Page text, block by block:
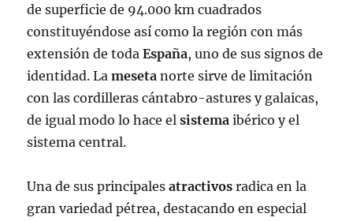
de superficie de 94.000 km cuadrados
constituyéndose así como la región con más
extensión de todaEspaña, uno de sus signos de
identidad. La meseta norte sirve de limitación
con las cordilleras cántabro-astures y galaicas,
de igual modo lo hace elsistema ibérico y el
sistema central.
Una de sus principales atractivos radica en la
gran variedad pétrea, destacando en especial